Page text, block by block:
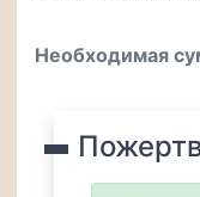
Необходимая